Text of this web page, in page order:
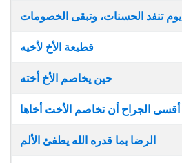
يوم تنفد الحسنات، وتبقى الخصومات
قطيعة الأخ لأخيه
حين يخاصم الأخ أخته
أقسى الجراح أن تخاصم الأخت أخاها
الرضا بما قدره الله يطفئ الألم